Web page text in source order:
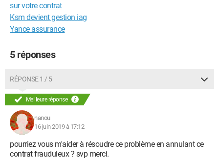
sur votre contrat
Ksm devient gestion iag
Yance assurance
5 réponses
RÉPONSE 1 / 5
Meilleure réponse
nanou
16 juin 2019 à 17:12
pourriez vous m'aider à résoudre ce problème en annulant ce
contrat frauduleux ? svp merci.